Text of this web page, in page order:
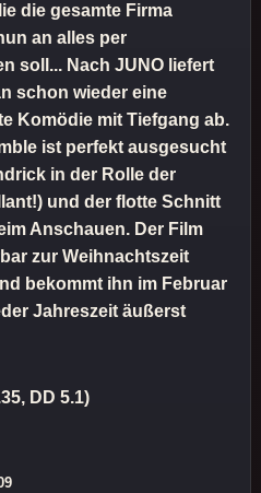
die gesamte Firma
an alles per
soll... Nach JUNO liefert
schon wieder eine
Komödie mit Tiefgang ab.
ist perfekt ausgesucht
in der Rolle der
und der flotte Schnitt
Anschauen. Der Film
zur Weihnachtszeit
bekommt ihn im Februar
Jahreszeit äußerst
DD 5.1)